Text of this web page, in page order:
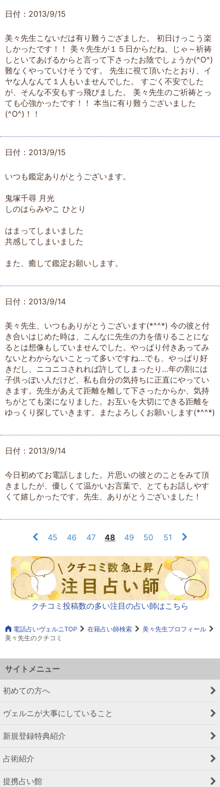
日付：2013/9/15
美々先生こないだは有り難うござました。 初日けっこう楽
しかったです！！ 美々先生が１５日からだね、じゃ～祈祷
しといてあげるからと言って下さったお陰でしょうか(^O^)
難なくやっていけそうです。 先生に視て頂いたとおり、イ
ヤな人なんて１人もいませんでした。 すごく不安でした
が、そんな不安もすっ飛びました。 美々先生のご祈祷とっ
ても心強かったです！！ 本当に有り難うございました
(^O^)！！
日付：2013/9/15
いつも鑑定ありがとうございます。
鬼塚千尋 月光
しのはらみやこ ひとり
はまってしまいました
共感してしまいました
また、癒して鑑定お願いします。
日付：2013/9/14
美々先生、いつもありがとうございます(*^^*) 今の彼と付
き合いはじめた時は、こんなに先生の力を借りることにな
るとは想像もしていませんでした。やっぱり付きあってみ
ないとわからないことって多いですね…でも、やっぱり好
きだし、ニコニコされれば許してしまったり…年の割には
子供っぽい人だけど、私も自分の気持ちに正直にやってい
きます。先生があえて距離を離して下さったからか、気持
ちがとても楽になりました。お互いを大切にできる距離を
ゆっくり探していきます。またよろしくお願いします(*^^*)
日付：2013/9/14
今日初めてお電話しました。片思いの彼とのことをみて頂
きましたが、優しくて温かいお言葉で、とてもお話しやす
くて嬉しかったです。先生、ありがとうございました！
45 46 47 48 49 50 51
クチコミ投稿数の多い注目の占い師はこちら
電話占いヴェルニTOP 在籍占い師検索
美々先生プロフィール
美々先生のクチコミ
サイトメニュー
初めての方へ
ヴェルニが大事にしていること
新規登録特典紹介
占術紹介
提携占い館